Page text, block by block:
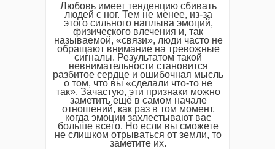
Любовь имеет тенденцию сбивать
людей с ног. Тем не менее, из-за
этого сильного наплыва эмоций,
физического влечения и, так
называемой, «связи», люди часто не
обращают внимание на тревожные
сигналы. Результатом такой
невнимательности становится
разбитое сердце и ошибочная мысль
о том, что вы «сделали что-то не
так». Зачастую, эти признаки можно
заметить ещё в самом начале
отношений, как раз в том момент,
когда эмоции захлестывают вас
больше всего. Но если вы сможете
не слишком отрываться от земли, то
заметите их.